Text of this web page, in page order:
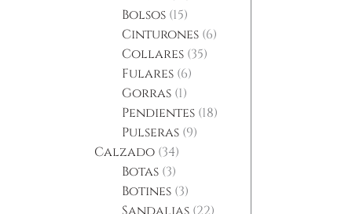
Bolsos 15
Cinturones 6
Collares 35
Fulares 6
Gorras 1
Pendientes 18
Pulseras 9
Calzado 34
Botas 3
Botines 3